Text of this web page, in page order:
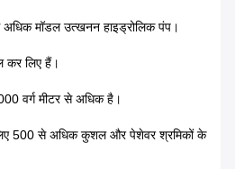
मॉडल उत्खनन हाइड्रोलिक पंप।
कर लिए हैं।
वर्ग मीटर से अधिक है।
500 से अधिक कुशल और पेशेवर श्रमिकों के